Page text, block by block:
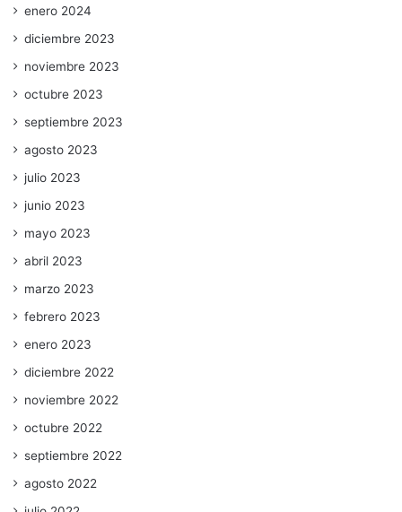
enero 2024
diciembre 2023
noviembre 2023
octubre 2023
septiembre 2023
agosto 2023
julio 2023
junio 2023
mayo 2023
abril 2023
marzo 2023
febrero 2023
enero 2023
diciembre 2022
noviembre 2022
octubre 2022
septiembre 2022
agosto 2022